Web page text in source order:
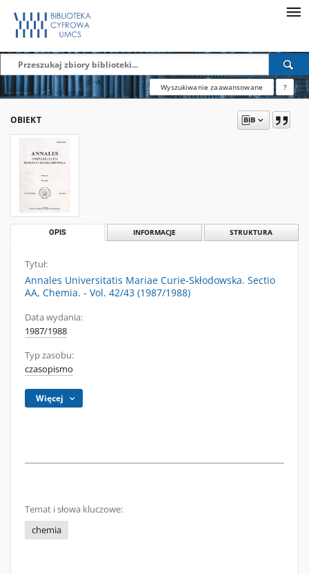
Wyszukiwanie zaawansowane ?
OBIEKT
OPIS INFORMACJE STRUKTURA
Tytuł:
Annales Universitatis Mariae Curie-Skłodowska. Sectio
AA, Chemia. - Vol. 42/43 (1987/1988)
Data wydania:
1987/1988
Typ zasobu:
czasopismo
Więcej
Temat i słowa kluczowe:
chemia